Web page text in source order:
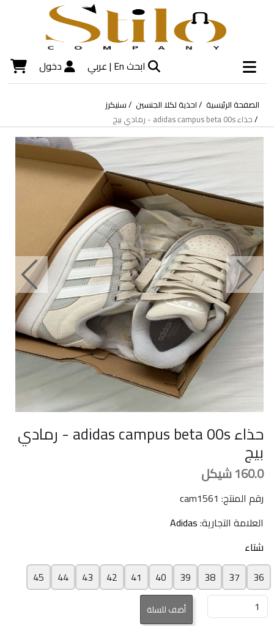
ابحثEn | عربي دخول
الصفحة الرئيسية احذية لكلا الجنسين
سنيكرز
حذاء adidas campus beta 00s - رمادي بيج
Previous
Next
حذاء adidas campus beta 00s - رمادي
بيج
160.0شيكل
رقم المنتج: cam1561
العلامة التجارية:Adidas
شتاء
36
37
38
39
40
41
42
43
44
45